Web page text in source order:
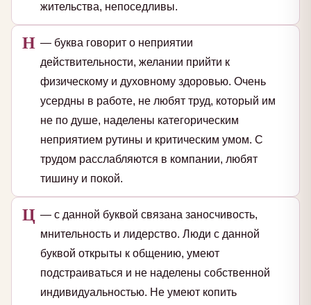
жительства, непоседливы.
Н — буква говорит о неприятии
действительности, желании прийти к
физическому и духовному здоровью. Очень
усердны в работе, не любят труд, который им
не по душе, наделены категорическим
неприятием рутины и критическим умом. С
трудом расслабляются в компании, любят
тишину и покой.
Ц — с данной буквой связана заносчивость,
мнительность и лидерство. Люди с данной
буквой открыты к общению, умеют
подстраиваться и не наделены собственной
индивидуальностью. Не умеют копить